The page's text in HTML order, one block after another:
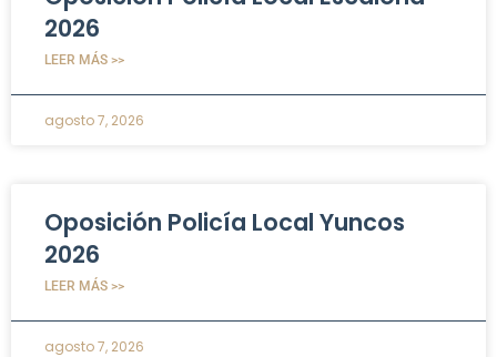
2026
LEER MÁS >>
agosto 7, 2026
Oposición Policía Local Yuncos
2026
LEER MÁS >>
agosto 7, 2026